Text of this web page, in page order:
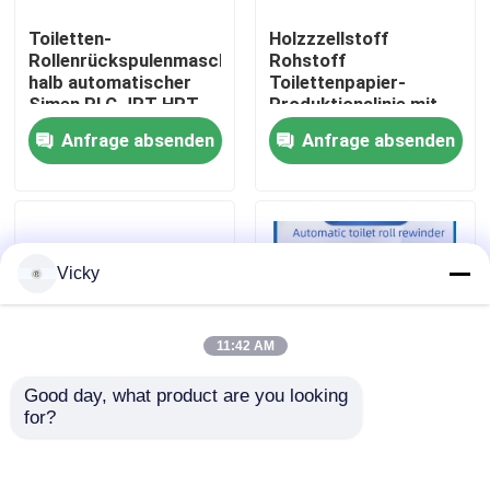
Werksbesichtigung
Qualitätskontrolle
Neuigkeiten
Bitte um ein Angebot
VR
Toiletten-
Rollenrückspulenmaschine
halb automatischer
Simen PLC JRT HRT
Anfrage absenden
Holzzzellstoff
Rohstoff
Toilettenpapier-
Produktionslinie mit
Stahl-Rubber-
Rebossgerät und
Wickelmaschine
Anfrage absenden
Vollautomatische
Vicky
11:42 AM
Good day, what product are you looking
for?